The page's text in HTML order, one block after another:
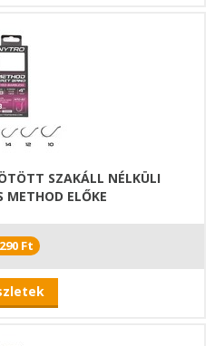
SZAKÁLL NÉLKÜLI
METHOD ELŐKE
Ft